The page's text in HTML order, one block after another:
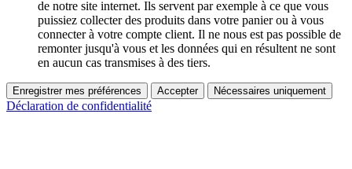
de notre site internet. Ils servent par exemple à ce que vous
puissiez collecter des produits dans votre panier ou à vous
connecter à votre compte client. Il ne nous est pas possible de
remonter jusqu'à vous et les données qui en résultent ne sont
en aucun cas transmises à des tiers.
Enregistrer mes préférences Accepter Nécessaires uniquement
Déclaration de confidentialité